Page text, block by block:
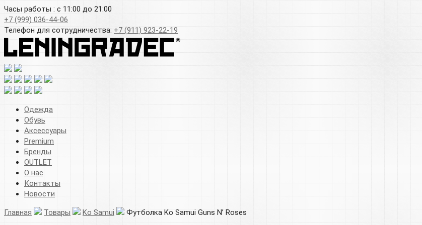
Часы работы : с 11:00 до 21:00
+7 (999) 036-44-06
Телефон для сотрудничества: +7 (911) 923-22-19
Одежда
Обувь
Аксессуары
Premium
Бренды
OUTLET
О нас
Контакты
Новости
Главная Товары Ko Samui Футболка Ko Samui Guns N’ Roses